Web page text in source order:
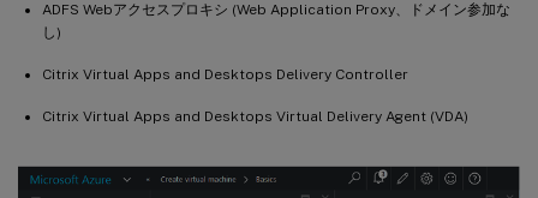
ADFS Webアクセスプロキシ (Web Application Proxy、ドメイン参加な
し)
Citrix Virtual Apps and Desktops Delivery Controller
Citrix Virtual Apps and Desktops Virtual Delivery Agent (VDA)